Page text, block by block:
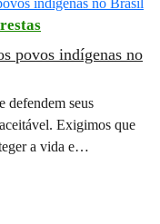
povos indígenas no
defendem seus
Exigimos que
a vida e…